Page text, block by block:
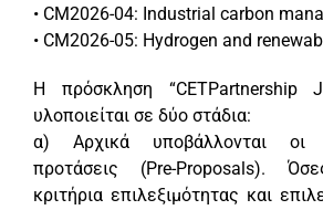
• CM2026-04: Industrial carbon
• CM2026-05: Hydrogen and
Η πρόσκληση “CETPartnership
υλοποιείται σε δύο στάδια:
α) Αρχικά υποβάλλονται οι
προτάσεις (Pre-Proposals).
κριτήρια επιλεξιμότητας και